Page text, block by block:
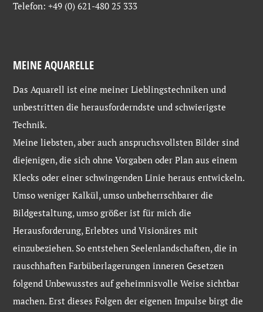
Telefon: +49 (0) 621-480 25 333
MEINE AQUARELLE
Das Aquarell ist eine meiner Lieblingstechniken und
unbestritten die herausforderndste und schwierigste
Technik.
Meine liebsten, aber auch anspruchsvollsten Bilder sind
diejenigen, die sich ohne Vorgaben oder Plan aus einem
Klecks oder einer schwingenden Linie heraus entwickeln.
Umso weniger Kalkül, umso unbeherrschbarer die
Bildgestaltung, umso größer ist für mich die
Herausforderung, Erlebtes und Visionäres mit
einzubeziehen. So entstehen Seelenlandschaften, die in
rauschhaften Farbüberlagerungen inneren Gesetzen
folgend Unbewusstes auf geheimnisvolle Weise sichtbar
machen. Erst dieses Folgen der eigenen Impulse birgt die